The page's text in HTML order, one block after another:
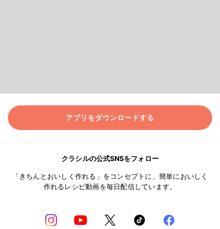
アプリをダウンロードする
クラシルの公式SNSをフォロー
「きちんとおいしく作れる」をコンセプトに、簡単においしく
作れるレシピ動画を毎日配信しています。